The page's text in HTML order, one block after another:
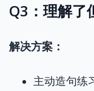
Q3：理解了
解决方案：
主动造句练